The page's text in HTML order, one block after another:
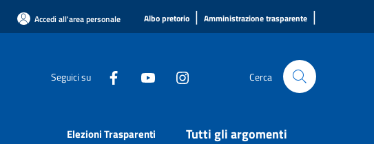
Accedi all'area personale Albo pretorio | Amministrazione trasparente |
Seguici su Cerca
Elezioni Trasparenti Tutti gli argomenti